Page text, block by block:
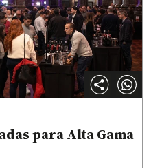
para Alta Gama